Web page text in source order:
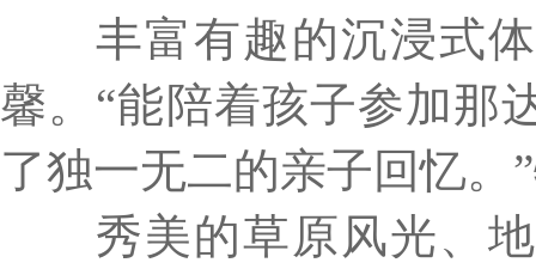
丰富有趣的沉浸式
馨。 “能陪着孩子参加那
了独一无二的亲子回忆。
秀美的草原风光、